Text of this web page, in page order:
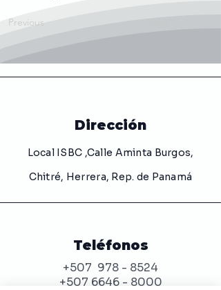
Previous
Dirección
Local ISBC ,Calle Aminta Burgos,
Chitré, Herrera, Rep. de Panamá
Teléfonos
+507 978 - 8524
+507 6646 - 8000